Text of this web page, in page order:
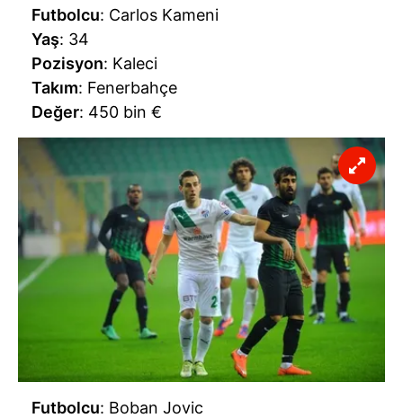
Futbolcu: Carlos Kameni
Yaş: 34
Pozisyon: Kaleci
Takım: Fenerbahçe
Değer: 450 bin €
Futbolcu: Boban Jovic